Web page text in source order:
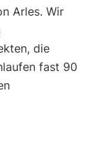
Arles. Wir
die
fast 90